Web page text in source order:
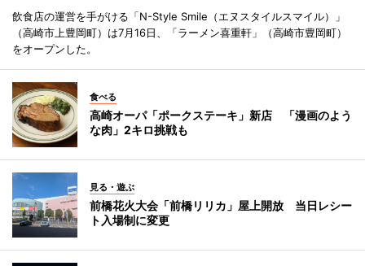
飲食店の運営を手がける「N-Style Smile（エヌスタイルスマイル）」
（高崎市上豊岡町）は7月16日、「ラーメン喜重軒」（高崎市豊岡町）
をオープンした。
食べる
高崎オーパ「ポークステーキ」新店 「漫画のよう
な肉」2キロ挑戦も
見る・遊ぶ
前橋花火大会「前橋リリカ」屋上開放 当日レシー
ト入場制に変更